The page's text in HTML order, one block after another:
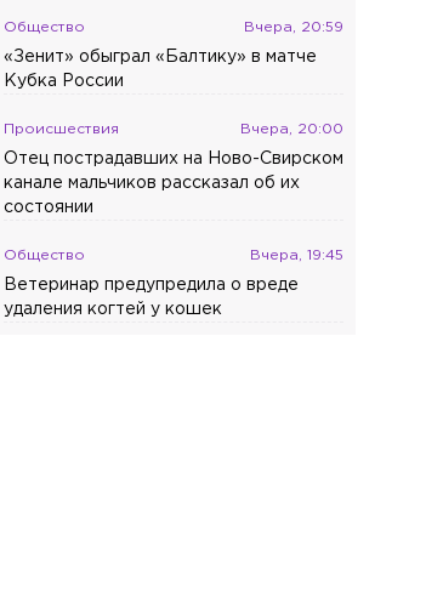
Общество Вчера, 20:59
«Зенит» обыграл «Балтику» в матче
Кубка России
Происшествия Вчера, 20:00
Отец пострадавших на Ново-Свирском
канале мальчиков рассказал об их
состоянии
Общество Вчера, 19:45
Ветеринар предупредила о вреде
удаления когтей у кошек